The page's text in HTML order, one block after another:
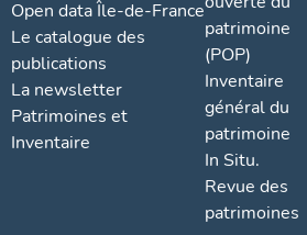
Open data Île-de-France
Le catalogue des
publications
La newsletter
Patrimoines et
Inventaire
patrimoine
(POP)
Inventaire
général du
patrimoine
In Situ.
Revue des
patrimoines